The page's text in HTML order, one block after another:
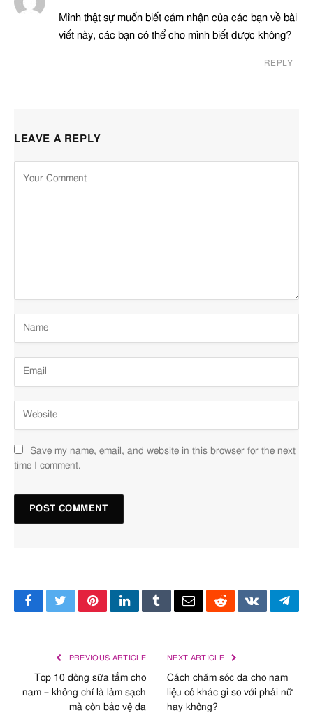
Mình thật sự muốn biết cảm nhận của các bạn về bài
viết này, các bạn có thể cho mình biết được không?
REPLY
LEAVE A REPLY
Save my name, email, and website in this browser for the next
time I comment.
FacebookTwitterPinterestLinkedInTumblrEmailRedditVKontakte
PREVIOUS ARTICLE
Top 10 dòng sữa tắm cho
nam – không chỉ là làm sạch
mà còn bảo vệ da
NEXT ARTICLE
Cách chăm sóc da cho nam
liệu có khác gì so với phái nữ
hay không?